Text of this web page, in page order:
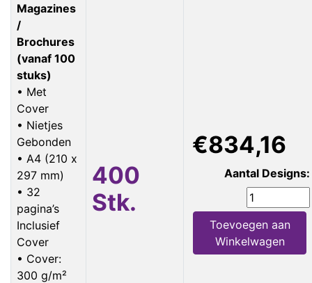
Magazines
/
Brochures
(vanaf 100
stuks)
• Met
Cover
• Nietjes
Gebonden
• A4 (210 x
297 mm)
• 32
pagina’s
Inclusief
Cover
• Cover:
300 g/m²
400
Stk.
€834,16
Aantal Designs:
Toevoegen aan
Winkelwagen